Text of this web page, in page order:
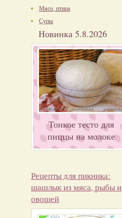
Мясо, птица
Супы
Новинка 5.8.2026
Тонкое тесто для
пиццы на молоке
Рецепты для пикника:
шашлык из мяса, рыбы и
овощей